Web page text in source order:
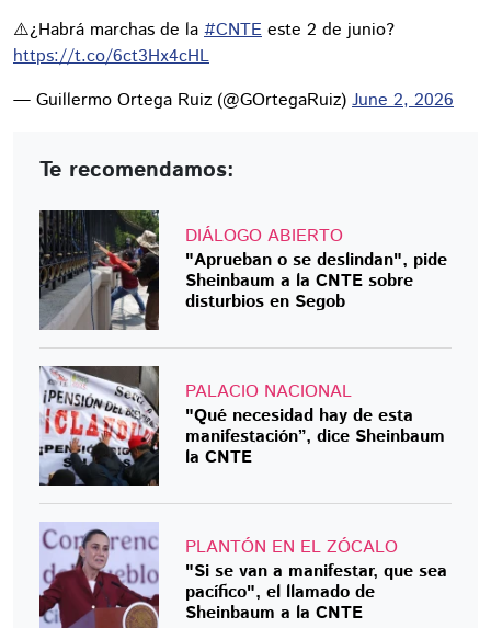
⚠️¿Habrá marchas de la #CNTE este 2 de junio?
https://t.co/6ct3Hx4cHL
— Guillermo Ortega Ruiz (@GOrtegaRuiz) June 2, 2026
Te recomendamos:
DIÁLOGO ABIERTO
"Aprueban o se deslindan", pide
Sheinbaum a la CNTE sobre
disturbios en Segob
PALACIO NACIONAL
"Qué necesidad hay de esta
manifestación”, dice Sheinbaum
la CNTE
PLANTÓN EN EL ZÓCALO
"Si se van a manifestar, que sea
pacífico", el llamado de
Sheinbaum a la CNTE